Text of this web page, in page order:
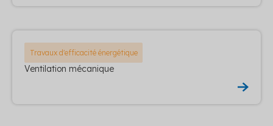
Travaux d'efficacité énergétique
Ventilation mécanique